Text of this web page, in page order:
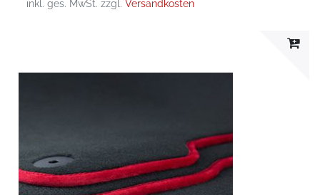
inkl. ges. MwSt. zzgl.Versandkosten